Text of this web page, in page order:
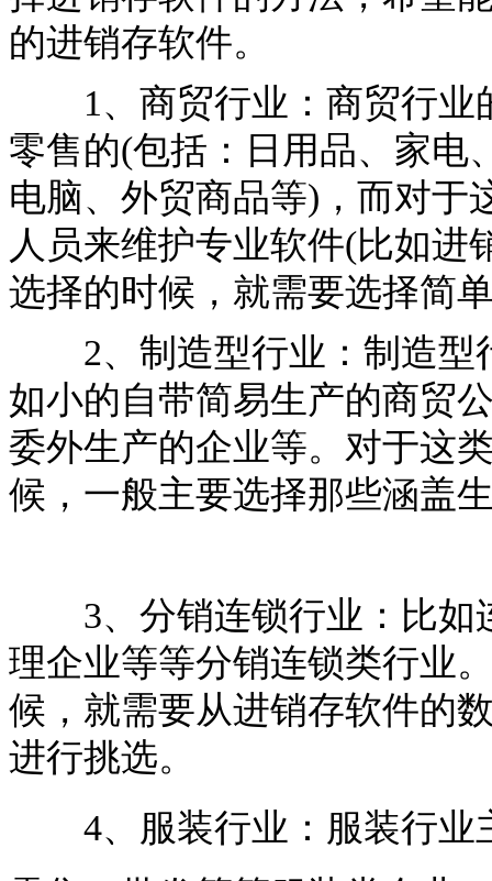
的进销存软件。
1、商贸行业：商贸行业
零售的(包括：日用品、家电
电脑、外贸商品等)，而对于
人员来维护专业软件(比如进
选择的时候，就需要选择简
2、制造型行业：制造型
如小的自带简易生产的商贸
委外生产的企业等。对于这
候，一般主要选择那些涵盖
3、分销连锁行业：比如
理企业等等分销连锁类行业
候，就需要从进销存软件的
进行挑选。
4、服装行业：服装行业